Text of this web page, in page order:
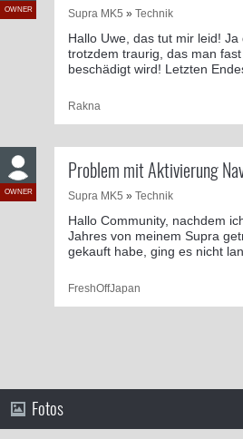
OWNER Supra MK5 » Technik
Hallo Uwe, das tut mir leid!
trotzdem traurig, das man
beschädigt wird! Letzten
Rakna
OWNER
Problem mit Aktivierung
Supra MK5 » Technik
Hallo Community, nachdem
Jahres von meinem Supra
gekauft habe, ging es nicht
FreshOffJapan
Fotos